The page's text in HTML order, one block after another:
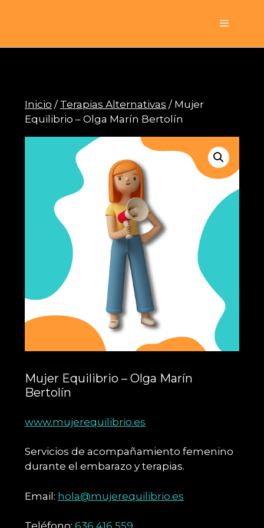
Menú
Inicio / Terapias Alternativas / Mujer
Equilibrio – Olga Marín Bertolín
Mujer Equilibrio – Olga Marín
Bertolín
www.mujerequilibrio.es
Servicios de acompañamiento femenino
durante el embarazo y terapias.
Email: hola@mujerequilibrio.es
Teléfono: 636 416 559